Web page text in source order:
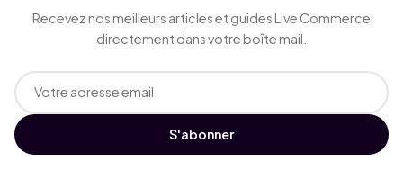
Recevez nos meilleurs articles et guides Live Commerce
directement dans votre boîte mail.
S'abonner